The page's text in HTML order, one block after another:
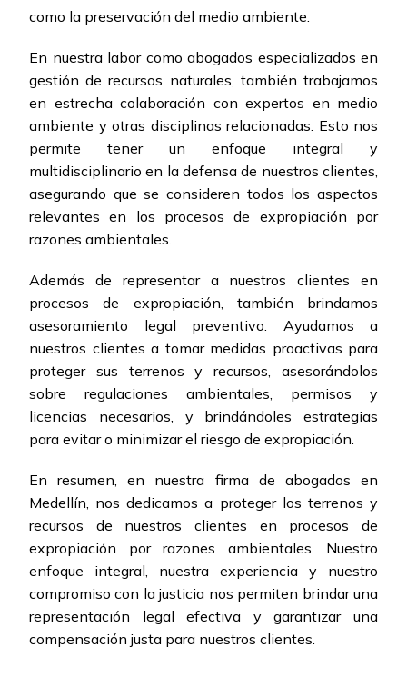
como la preservación del medio ambiente.
En nuestra labor como abogados especializados en
gestión de recursos naturales, también trabajamos
en estrecha colaboración con expertos en medio
ambiente y otras disciplinas relacionadas. Esto nos
permite tener un enfoque integral y
multidisciplinario en la defensa de nuestros clientes,
asegurando que se consideren todos los aspectos
relevantes en los procesos de expropiación por
razones ambientales.
Además de representar a nuestros clientes en
procesos de expropiación, también brindamos
asesoramiento legal preventivo. Ayudamos a
nuestros clientes a tomar medidas proactivas para
proteger sus terrenos y recursos, asesorándolos
sobre regulaciones ambientales, permisos y
licencias necesarios, y brindándoles estrategias
para evitar o minimizar el riesgo de expropiación.
En resumen, en nuestra firma de abogados en
Medellín, nos dedicamos a proteger los terrenos y
recursos de nuestros clientes en procesos de
expropiación por razones ambientales. Nuestro
enfoque integral, nuestra experiencia y nuestro
compromiso con la justicia nos permiten brindar una
representación legal efectiva y garantizar una
compensación justa para nuestros clientes.